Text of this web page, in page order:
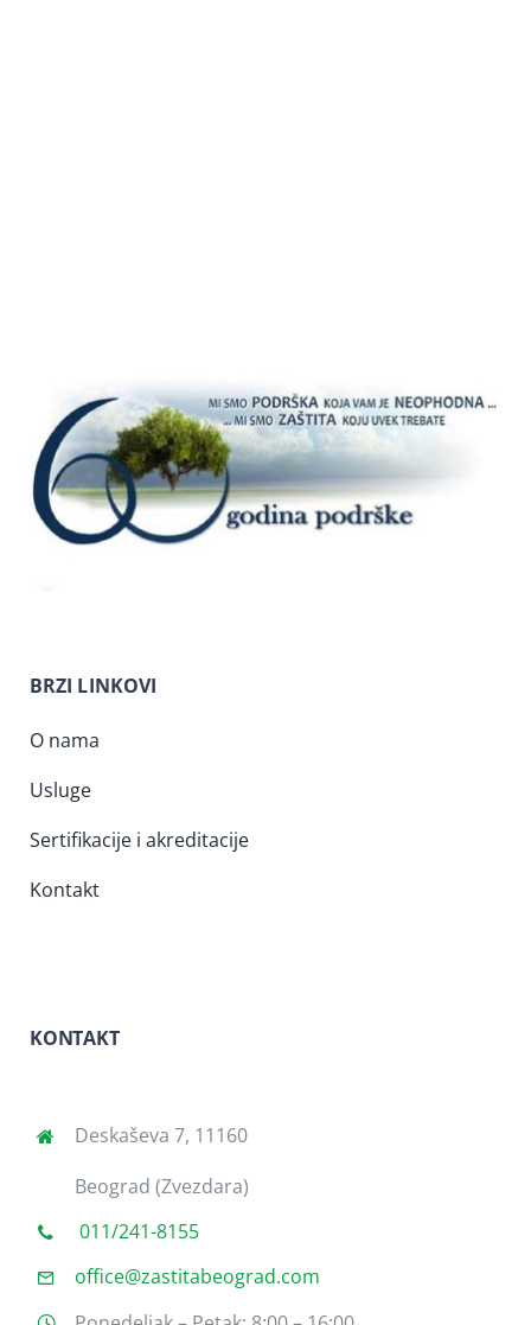
BRZI LINKOVI
O nama
Usluge
Sertifikacije i akreditacije
Kontakt
KONTAKT
Deskaševa 7, 11160
Beograd (Zvezdara)
011/241-8155
office@zastitabeograd.com